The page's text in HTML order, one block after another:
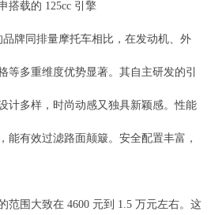
搭载的 125cc 引擎
牌同排量摩托车相比，在发动机、外
等多重维度优势显著。其自主研发的引
计多样，时尚动感又独具新颖感。性能
能有效过滤路面颠簸。安全配置丰富，
围大致在 4600 元到 1.5 万元左右。这